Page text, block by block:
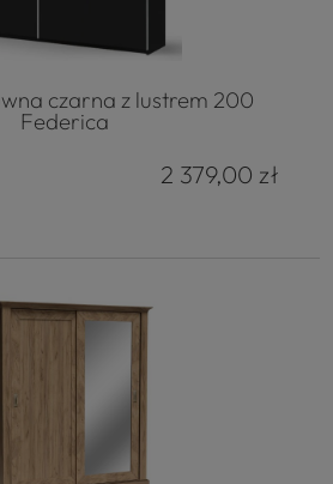
czarna z lustrem 200
Federica
2 379,00 zł